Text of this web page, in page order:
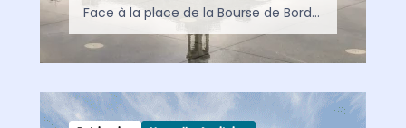
Face à la place de la Bourse de Bordeaux, le Miroir d’eau peut s’enorgueillir d’être inscrit au Patrimoine mondial contemporain. Ses effets extraordinaires de miroir et de brouillard surgis des…